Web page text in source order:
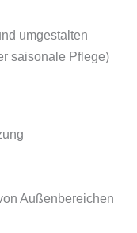
umgestalten
saisonale Pflege)
Außenbereichen